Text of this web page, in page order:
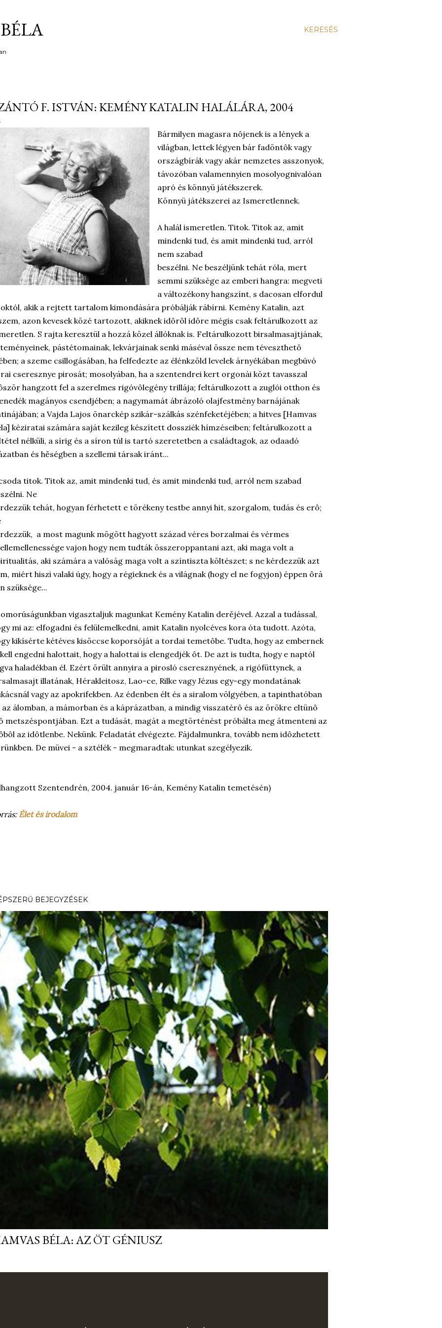
KERESÉS
F. ISTVÁN: KEMÉNY KATALIN HALÁLÁRA, 2004
Bármilyen magasra nôjenek is a lények a
világban, lettek légyen bár fadöntôk vagy
országbírák vagy akár nemzetes asszonyok,
távozóban valamennyien mosolyognivalóan
apró és könnyü játékszerek.
Könnyü játékszerei az Ismeretlennek.
A halál ismeretlen. Titok. Titok az, amit
mindenki tud, és amit mindenki tud, arról
nem szabad
beszélni. Ne beszéljünk tehát róla, mert
semmi szüksége az emberi hangra: megveti
a változékony hangszínt, s dacosan elfordul
akik a rejtett tartalom kimondására próbálják rábírni. Kemény Katalin, azt
azon kevesek közé tartozott, akiknek idôrôl idôre mégis csak feltárulkozott az
S rajta keresztül a hozzá közel állóknak is. Feltárulkozott birsalmasajtjának,
pástétomainak, lekvárjainak senki máséval össze nem téveszthetô
a szeme csillogásában, ha felfedezte az élénkzöld levelek árnyékában megbúvó
cseresznye pirosát; mosolyában, ha a szentendrei kert orgonái közt tavasszal
hangzott fel a szerelmes rigóvôlegény trillája; feltárulkozott a zuglói otthon és
magányos csendjében; a nagymamát ábrázoló olajfestmény barnájának
a Vajda Lajos önarckép szikár-szálkás szénfeketéjében; a hitves [Hamvas
kéziratai számára saját kezileg készített dossziék hímzéseiben; feltárulkozott a
nélküli, a sírig és a síron túl is tartó szeretetben a családtagok, az odaadó
és hěségben a szellemi társak iránt...
titok. Titok az, amit mindenki tud, és amit mindenki tud, arról nem szabad
Ne
tehát, hogyan férhetett e törékeny testbe annyi hit, szorgalom, tudás és erô;
a most magunk mögött hagyott század véres borzalmai és vérmes
vajon hogy nem tudták összeroppantani azt, aki maga volt a
aki számára a valóság maga volt a színtiszta költészet; s ne kérdezzük azt
miért hiszi valaki úgy, hogy a régieknek és a világnak (hogy el ne fogyjon) éppen ôrá
szüksége...
vigasztaljuk magunkat Kemény Katalin derějével. Azzal a tudással,
mi az: elfogadni és felülemelkedni, amit Katalin nyolcéves kora óta tudott. Azóta,
kikísérte kétéves kisöccse koporsóját a tordai temetôbe. Tudta, hogy az embernek
engedni halottait, hogy a halottai is elengedjék ôt. De azt is tudta, hogy e naptól
haladékban él. Ezért örült annyira a pirosló cseresznyének, a rigófüttynek, a
illatának, Hérakleitosz, Lao-ce, Rilke vagy Jézus egy-egy mondatának
vagy az apokrifekben. Az édenben élt és a siralom völgyében, a tapinthatóban
az álomban, a mámorban és a káprázatban, a mindig visszatérô és az örökre eltünô
metszéspontjában. Ezt a tudását, magát a megtörténést próbálta meg átmenteni az
az idôtlenbe. Nekünk. Feladatát elvégezte. Fájdalmunkra, tovább nem idôzhetett
De müvei - a sztélék - megmaradtak: utunkat szegélyezik.
Szentendrén, 2004. január 16-án, Kemény Katalin temetésén)
Élet és irodalom
BEJEGYZÉSEK
BÉLA: AZ ÖT GÉNIUSZ